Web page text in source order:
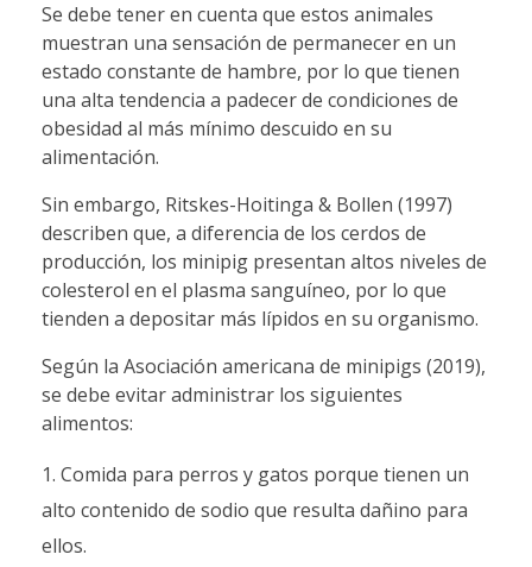
Se debe tener en cuenta que estos animales
muestran una sensación de permanecer en un
estado constante de hambre, por lo que tienen
una alta tendencia a padecer de condiciones de
obesidad al más mínimo descuido en su
alimentación.
Sin embargo, Ritskes-Hoitinga & Bollen (1997)
describen que, a diferencia de los cerdos de
producción, los minipig presentan altos niveles de
colesterol en el plasma sanguíneo, por lo que
tienden a depositar más lípidos en su organismo.
Según la Asociación americana de minipigs (2019),
se debe evitar administrar los siguientes
alimentos:
Comida para perros y gatos porque tienen un
alto contenido de sodio que resulta dañino para
ellos.